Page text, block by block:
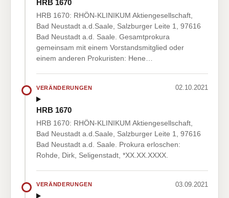
HRB 1670
HRB 1670: RHÖN-KLINIKUM Aktiengesellschaft,
Bad Neustadt a.d.Saale, Salzburger Leite 1, 97616
Bad Neustadt a.d. Saale. Gesamtprokura
gemeinsam mit einem Vorstandsmitglied oder
einem anderen Prokuristen: Hene…
VERÄNDERUNGEN 02.10.2021
HRB 1670
HRB 1670: RHÖN-KLINIKUM Aktiengesellschaft,
Bad Neustadt a.d.Saale, Salzburger Leite 1, 97616
Bad Neustadt a.d. Saale. Prokura erloschen:
Rohde, Dirk, Seligenstadt, *XX.XX.XXXX.
VERÄNDERUNGEN 03.09.2021